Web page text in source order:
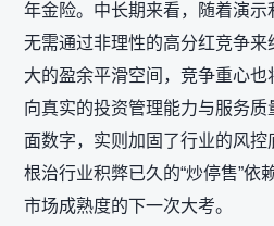
年金险。中长期来看，随着演示
无需通过非理性的高分红竞争来
大的盈余平滑空间，竞争重心也
向真实的投资管理能力与服务
面数字，实则加固了行业的风
根治行业积弊已久的“炒停售”依
市场成熟度的下一次大考。